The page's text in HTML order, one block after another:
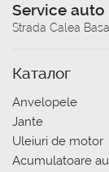
Service auto
Strada Calea
Каталог
Anvelopele
Jante
Uleiuri de motor
Acumulatoare